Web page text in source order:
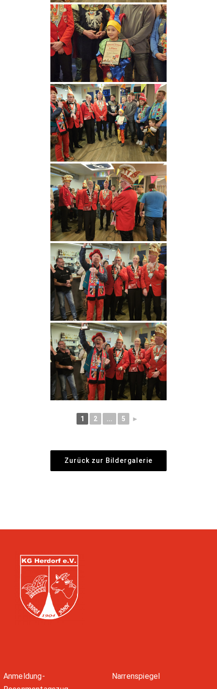
1 2 ... 5 ►
Zurück zur Bildergalerie
Anmeldung-
Narrenspiegel